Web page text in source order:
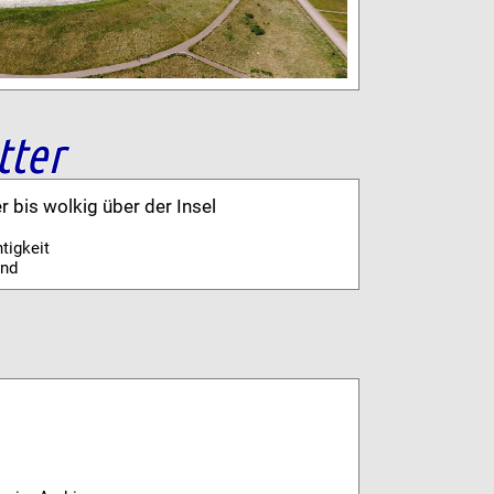
bis wolkig über der Insel